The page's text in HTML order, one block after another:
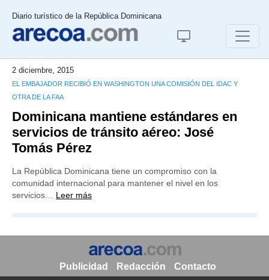
Diario turístico de la República Dominicana
2 diciembre, 2015
EL EMBAJADOR RECIBIÓ EN WASHINGTON UNA COMISIÓN DEL IDAC Y
OTRA DE LA FAA
Dominicana mantiene estándares en
servicios de tránsito aéreo: José
Tomás Pérez
La República Dominicana tiene un compromiso con la
comunidad internacional para mantener el nivel en los
servicios… Leer más
Publicidad Redacción Contacto